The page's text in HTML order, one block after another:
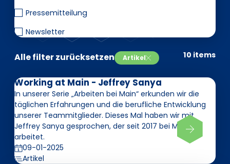
Investor Portal
Pressemitteilung
Newsletter
Alle filter zurücksetzen Artikel 10 items
Working at Main - Jeffrey Sanya
In unserer Serie „Arbeiten bei Main“ erkunden wir die
täglichen Erfahrungen und die berufliche Entwicklung
unserer Teammitglieder. Dieses Mal haben wir mit
Jeffrey Sanya gesprochen, der seit 2017 bei Main
arbeitet.
09-01-2025
Artikel